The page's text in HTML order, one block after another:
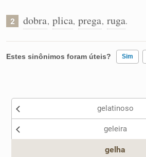
2 dobra, plica, prega, ruga.
Estes sinônimos foram úteis? Sim
Nenhum dos sinônimos apresentados
gelatinoso
geleira
gelha